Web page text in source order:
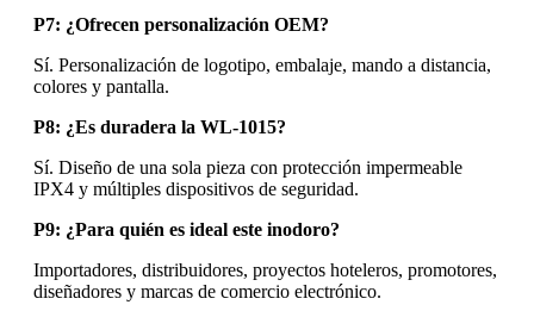
P7: ¿Ofrecen personalización OEM?
Sí. Personalización de logotipo, embalaje, mando a distancia,
colores y pantalla.
P8: ¿Es duradera la WL-1015?
Sí. Diseño de una sola pieza con protección impermeable
IPX4 y múltiples dispositivos de seguridad.
P9: ¿Para quién es ideal este inodoro?
Importadores, distribuidores, proyectos hoteleros, promotores,
diseñadores y marcas de comercio electrónico.